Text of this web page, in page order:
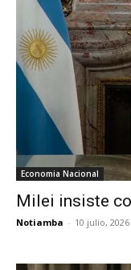
Economia Nacional
Milei insiste
Notiamba - 10 julio, 2026